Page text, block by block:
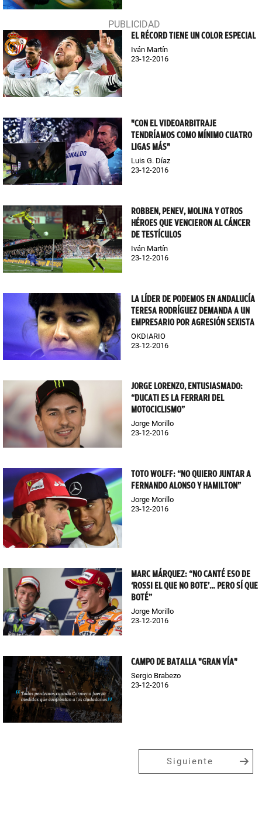
EL RÉCORD TIENE UN COLOR ESPECIAL
Iván Martín
23-12-2016
"CON EL VIDEOARBITRAJE
TENDRÍAMOS COMO MÍNIMO CUATRO
LIGAS MÁS"
Luis G. Díaz
23-12-2016
ROBBEN, PENEV, MOLINA Y OTROS
HÉROES QUE VENCIERON AL CÁNCER
DE TESTÍCULOS
Iván Martín
23-12-2016
LA LÍDER DE PODEMOS EN ANDALUCÍA
TERESA RODRÍGUEZ DEMANDA A UN
EMPRESARIO POR AGRESIÓN SEXISTA
OKDIARIO
23-12-2016
JORGE LORENZO, ENTUSIASMADO:
“DUCATI ES LA FERRARI DEL
MOTOCICLISMO”
Jorge Morillo
23-12-2016
TOTO WOLFF: “NO QUIERO JUNTAR A
FERNANDO ALONSO Y HAMILTON”
Jorge Morillo
23-12-2016
MARC MÁRQUEZ: “NO CANTÉ ESO DE
‘ROSSI EL QUE NO BOTE’… PERO SÍ QUE
BOTÉ”
Jorge Morillo
23-12-2016
CAMPO DE BATALLA "GRAN VÍA"
Sergio Brabezo
23-12-2016
Siguiente